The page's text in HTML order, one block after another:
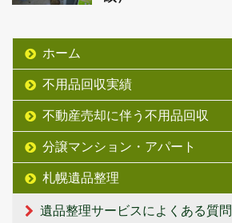
ホーム
不用品回収実績
不動産売却に伴う不用品回収
分譲マンション・アパート
札幌遺品整理
遺品整理サービスによくある質問